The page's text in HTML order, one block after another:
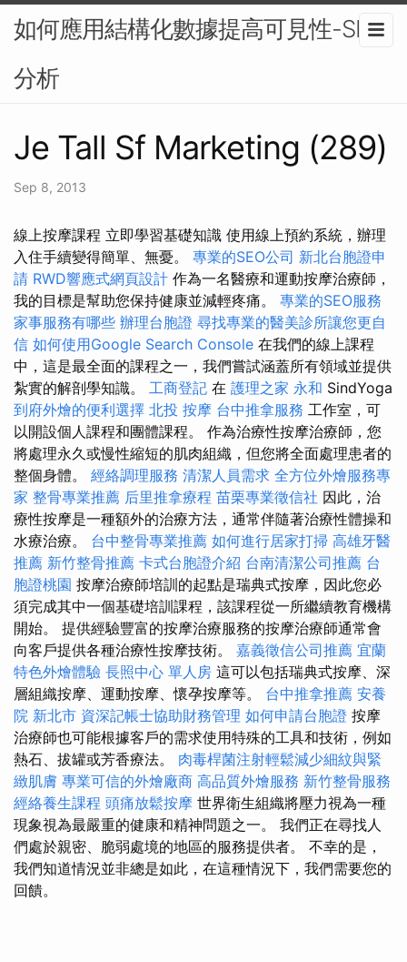
如何應用結構化數據提高可見性-SEO
分析
Je Tall Sf Marketing (289)
Sep 8, 2013
線上按摩課程 立即學習基礎知識 使用線上預約系統，辦理
入住手續變得簡單、無憂。 專業的SEO公司 新北台胞證申
請 RWD響應式網頁設計 作為一名醫療和運動按摩治療師，
我的目標是幫助您保持健康並減輕疼痛。 專業的SEO服務
家事服務有哪些 辦理台胞證 尋找專業的醫美診所讓您更自
信 如何使用Google Search Console 在我們的線上課程
中，這是最全面的課程之一，我們嘗試涵蓋所有領域並提供
紮實的解剖學知識。 工商登記 在 護理之家 永和 SindYoga
到府外燴的便利選擇 北投 按摩 台中推拿服務 工作室，可
以開設個人課程和團體課程。 作為治療性按摩治療師，您
將處理永久或慢性縮短的肌肉組織，但您將全面處理患者的
整個身體。 經絡調理服務 清潔人員需求 全方位外燴服務專
家 整骨專業推薦 后里推拿療程 苗栗專業徵信社 因此，治
療性按摩是一種額外的治療方法，通常伴隨著治療性體操和
水療治療。 台中整骨專業推薦 如何進行居家打掃 高雄牙醫
推薦 新竹整骨推薦 卡式台胞證介紹 台南清潔公司推薦 台
胞證桃園 按摩治療師培訓的起點是瑞典式按摩，因此您必
須完成其中一個基礎培訓課程，該課程從一所繼續教育機構
開始。 提供經驗豐富的按摩治療服務的按摩治療師通常會
向客戶提供各種治療性按摩技術。 嘉義徵信公司推薦 宜蘭
特色外燴體驗 長照中心 單人房 這可以包括瑞典式按摩、深
層組織按摩、運動按摩、懷孕按摩等。 台中推拿推薦 安養
院 新北市 資深記帳士協助財務管理 如何申請台胞證 按摩
治療師也可能根據客戶的需求使用特殊的工具和技術，例如
熱石、拔罐或芳香療法。 肉毒桿菌注射輕鬆減少細紋與緊
緻肌膚 專業可信的外燴廠商 高品質外燴服務 新竹整骨服務
經絡養生課程 頭痛放鬆按摩 世界衛生組織將壓力視為一種
現象視為最嚴重的健康和精神問題之一。 我們正在尋找人
們處於親密、脆弱處境的地區的服務提供者。 不幸的是，
我們知道情況並非總是如此，在這種情況下，我們需要您的
回饋。